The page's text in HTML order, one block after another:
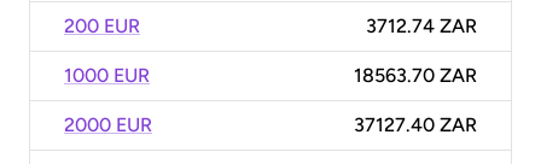
200 EUR 3712.74 ZAR
1000 EUR 18563.70 ZAR
2000 EUR 37127.40 ZAR